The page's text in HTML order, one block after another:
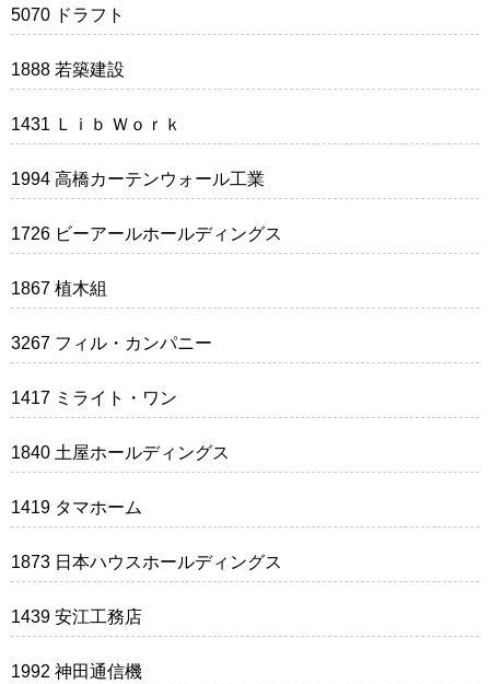
5070 ドラフト
1888 若築建設
1431 Ｌｉｂ Ｗｏｒｋ
1994 高橋カーテンウォール工業
1726 ビーアールホールディングス
1867 植木組
3267 フィル・カンパニー
1417 ミライト・ワン
1840 土屋ホールディングス
1419 タマホーム
1873 日本ハウスホールディングス
1439 安江工務店
1992 神田通信機